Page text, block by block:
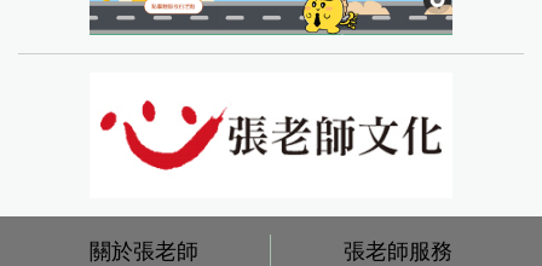
關於張老師
張老師服務